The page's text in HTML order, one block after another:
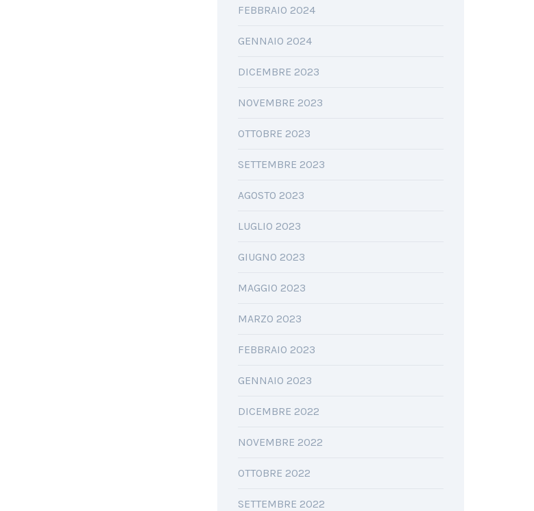
FEBBRAIO 2024
GENNAIO 2024
DICEMBRE 2023
NOVEMBRE 2023
OTTOBRE 2023
SETTEMBRE 2023
AGOSTO 2023
LUGLIO 2023
GIUGNO 2023
MAGGIO 2023
MARZO 2023
FEBBRAIO 2023
GENNAIO 2023
DICEMBRE 2022
NOVEMBRE 2022
OTTOBRE 2022
SETTEMBRE 2022